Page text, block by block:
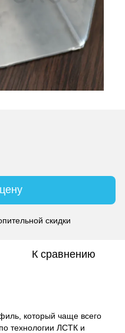
скидки
К сравнению
который чаще всего
технологии ЛСТК и